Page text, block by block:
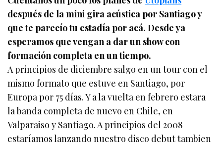
después de la mini gira acústica por Santiago y
que te parecío tu estadía por acá. Desde ya
esperamos que vengan a dar un show con
formación completa en un tiempo.
A principios de diciembre salgo en un tour con el
mismo formato que estuve en Santiago, por
Europa por 75 días. Y a la vuelta en febrero estara
la banda completa de nuevo en Chile, en
Valparaiso y Santiago. A principios del 2008
estaríamos lanzando nuestro disco debut tambien